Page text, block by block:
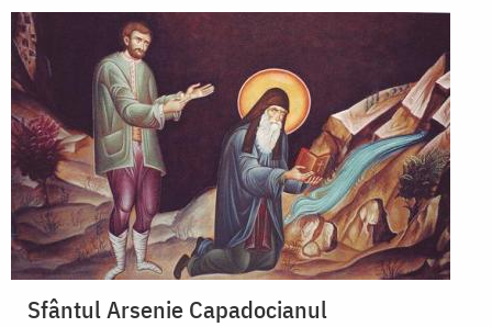
Sfântul Arsenie Capadocianul